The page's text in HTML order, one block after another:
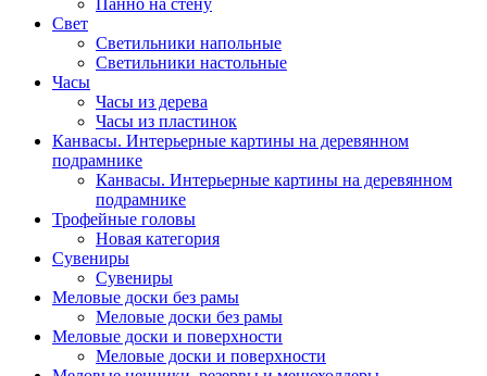
Свет
Светильники напольные
Светильники настольные
Часы
Часы из дерева
Часы из пластинок
Канвасы. Интерьерные картины на деревянном
подрамнике
Канвасы. Интерьерные картины на деревянном
подрамнике
Трофейные головы
Новая категория
Сувениры
Сувениры
Меловые доски без рамы
Меловые доски без рамы
Меловые доски и поверхности
Меловые доски и поверхности